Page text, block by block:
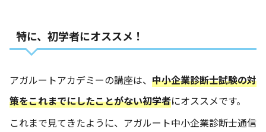
特に、初学者にオススメ！
アガルートアカデミーの講座は、 中小企業診断士試験の対
策をこれまでにしたことがない初学者にオススメです。
これまで見てきたように、アガルート中小企業診断士通信